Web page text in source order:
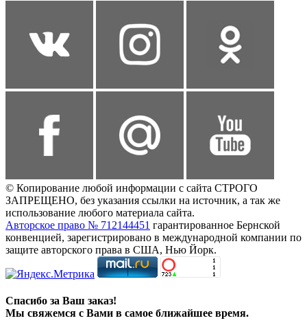
© Копирование любой информации с сайта СТРОГО
ЗАПРЕЩЕНО, без указания ссылки на источник, а так же
использование любого материала сайта.
Авторское право № 712144451 гарантированное Бернской
конвенцией, зарегистрировано в международной компании по
защите авторского права в США, Нью Йорк.
Спасибо за Ваш заказ!
Мы свяжемся с Вами в самое ближайшее время.